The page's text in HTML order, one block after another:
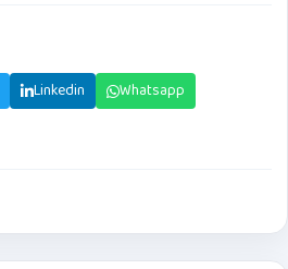
Linkedin
Whatsapp